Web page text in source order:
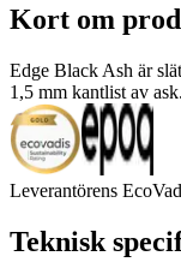
Kort om
Edge Black Ash är
1,5 mm kantlist av ask.
Leverantörens
Teknisk